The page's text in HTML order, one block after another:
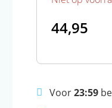
44,95
Voor23:59